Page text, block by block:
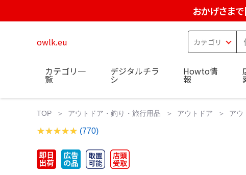
おかげさま
owlk.eu
カテゴリ一
覧
デジタルチラ
シ
Howto情
報
TOP アウトドア・釣り・旅行用品 アウトドア アウ
(770)